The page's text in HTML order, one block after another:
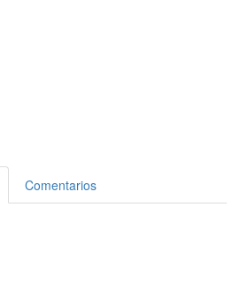
Comentarios